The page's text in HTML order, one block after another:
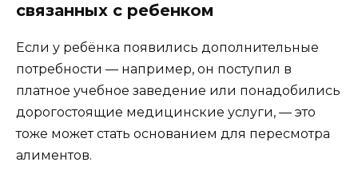
связанных с ребенком
Если у ребёнка появились дополнительные
потребности — например, он поступил в
платное учебное заведение или понадобились
дорогостоящие медицинские услуги, — это
тоже может стать основанием для пересмотра
алиментов.